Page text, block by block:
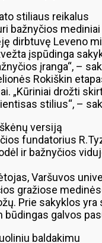
stiliaus reikalus
bažnyčios
dirbtuvę Leveno
įspūdinga
įranga“, –
Rokiškin
„Kūriniai drožti
stilius“, –
versiją
fundatorius
ir bažnyčios
Varšuvos
gražiose
Prie sakyklos
būdingas galvos
baldakimu